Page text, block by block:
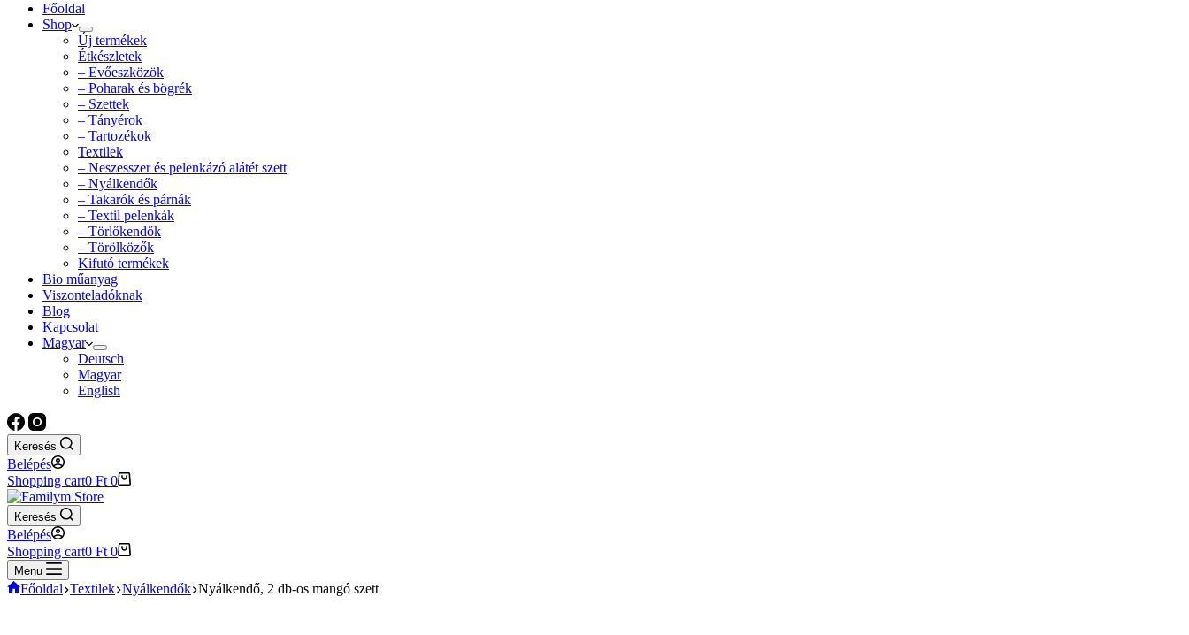
Főoldal
Shop
Új termékek
Étkészletek
– Evőeszközök
– Poharak és bögrék
– Szettek
– Tányérok
– Tartozékok
Textilek
– Neszesszer és pelenkázó alátét szett
– Nyálkendők
– Takarók és párnák
– Textil pelenkák
– Törlőkendők
– Törölközők
Kifutó termékek
Bio műanyag
Viszonteladóknak
Blog
Kapcsolat
Magyar
Deutsch
Magyar
English
Keresés
Belépés
Shopping cart0 Ft 0
Keresés
Belépés
Shopping cart0 Ft 0
Menu
Főoldal Textilek Nyálkendők Nyálkendő, 2 db-os mangó szett